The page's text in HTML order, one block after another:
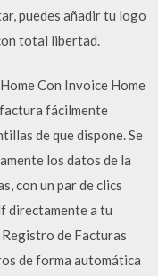
puedes añadir tu logo
total libertad.
Con Invoice Home
fácilmente
de que dispone. Se
los datos de la
con un par de clics
directamente a tu
de Facturas
de forma automática